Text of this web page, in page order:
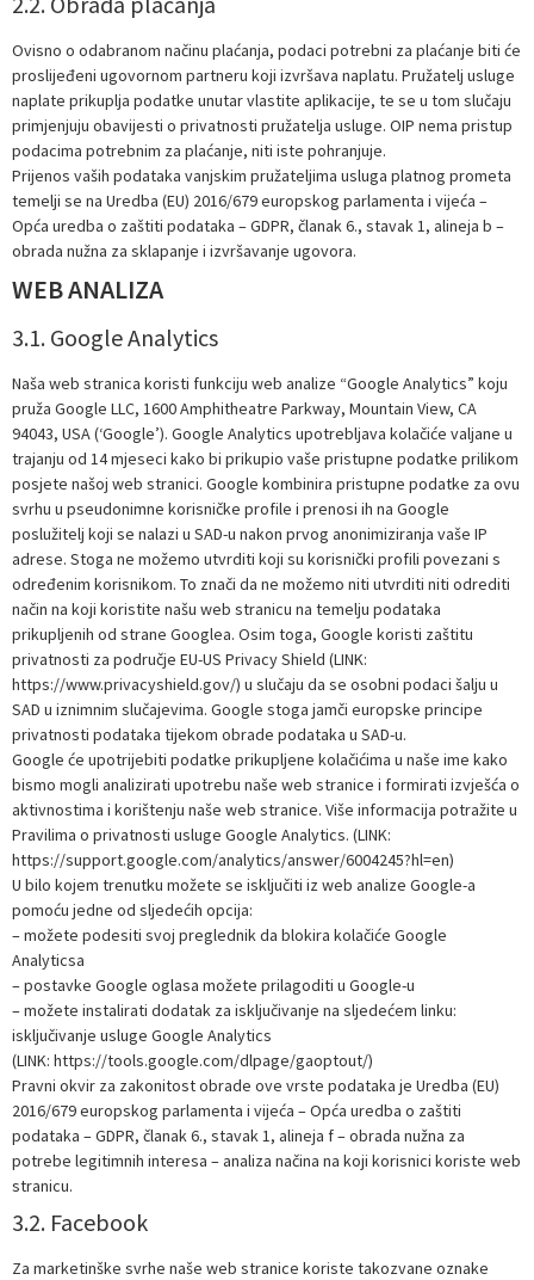
Ovisno o odabranom načinu plaćanja, podaci potrebni za plaćanje biti će
proslijeđeni ugovornom partneru koji izvršava naplatu. Pružatelj usluge
naplate prikuplja podatke unutar vlastite aplikacije, te se u tom slučaju
primjenjuju obavijesti o privatnosti pružatelja usluge. OIP nema pristup
podacima potrebnim za plaćanje, niti iste pohranjuje.
Prijenos vaših podataka vanjskim pružateljima usluga platnog prometa
temelji se na Uredba (EU) 2016/679 europskog parlamenta i vijeća –
Opća uredba o zaštiti podataka – GDPR, članak 6., stavak 1, alineja b –
obrada nužna za sklapanje i izvršavanje ugovora.
WEB ANALIZA
3.1. Google Analytics
Naša web stranica koristi funkciju web analize “Google Analytics” koju
pruža Google LLC, 1600 Amphitheatre Parkway, Mountain View, CA
94043, USA (‘Google’). Google Analytics upotrebljava kolačiće valjane u
trajanju od 14 mjeseci kako bi prikupio vaše pristupne podatke prilikom
posjete našoj web stranici. Google kombinira pristupne podatke za ovu
svrhu u pseudonimne korisničke profile i prenosi ih na Google
poslužitelj koji se nalazi u SAD-u nakon prvog anonimiziranja vaše IP
adrese. Stoga ne možemo utvrditi koji su korisnički profili povezani s
određenim korisnikom. To znači da ne možemo niti utvrditi niti odrediti
način na koji koristite našu web stranicu na temelju podataka
prikupljenih od strane Googlea. Osim toga, Google koristi zaštitu
privatnosti za područje EU-US Privacy Shield (LINK:
https://www.privacyshield.gov/) u slučaju da se osobni podaci šalju u
SAD u iznimnim slučajevima. Google stoga jamči europske principe
privatnosti podataka tijekom obrade podataka u SAD-u.
Google će upotrijebiti podatke prikupljene kolačićima u naše ime kako
bismo mogli analizirati upotrebu naše web stranice i formirati izvješća o
aktivnostima i korištenju naše web stranice. Više informacija potražite u
Pravilima o privatnosti usluge Google Analytics. (LINK:
https://support.google.com/analytics/answer/6004245?hl=en)
U bilo kojem trenutku možete se isključiti iz web analize Google-a
pomoću jedne od sljedećih opcija:
– možete podesiti svoj preglednik da blokira kolačiće Google
Analyticsa
– postavke Google oglasa možete prilagoditi u Google-u
– možete instalirati dodatak za isključivanje na sljedećem linku:
isključivanje usluge Google Analytics
(LINK: https://tools.google.com/dlpage/gaoptout/)
Pravni okvir za zakonitost obrade ove vrste podataka je Uredba (EU)
2016/679 europskog parlamenta i vijeća – Opća uredba o zaštiti
podataka – GDPR, članak 6., stavak 1, alineja f – obrada nužna za
potrebe legitimnih interesa – analiza načina na koji korisnici koriste web
stranicu.
3.2. Facebook
Za marketinške svrhe naše web stranice koriste takozvane oznake